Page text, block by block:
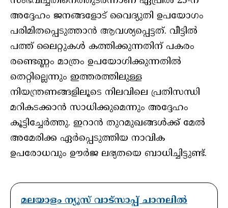
അദ്ദേഹം ജനങ്ങളോട് വൈദ്യുതി ഉപയോഗം
പരിമിതപ്പെടുത്താൻ ആവശ്യപ്പെട്ടത്. വീട്ടിൽ
പത്ത് ലൈറ്റുകൾ കത്തിക്കുന്നതിന് പകരം
രണ്ടെണ്ണം മാത്രം ഉപയോഗിക്കുന്നതിൽ
തെറ്റില്ലെന്നും ഇത്തരത്തിലുള്ള
നിയന്ത്രണങ്ങളിലൂടെ നിലവിലെ പ്രതിസന്ധി
മറികടക്കാൻ സാധിക്കുമെന്നും അദ്ദേഹം
കൂട്ടിച്ചേർത്തു. ഇറാൻ തുറമുഖങ്ങൾക്ക് മേൽ
അമേരിക്ക ഏർപ്പെടുത്തിയ നാവിക
ഉപരോധവും ഊർജ ലഭ്യതയെ ബാധിച്ചിട്ടുണ്ട്.
മലയാളം ന്യൂസ് വാട്സാപ്പ് ചാനലിൽ